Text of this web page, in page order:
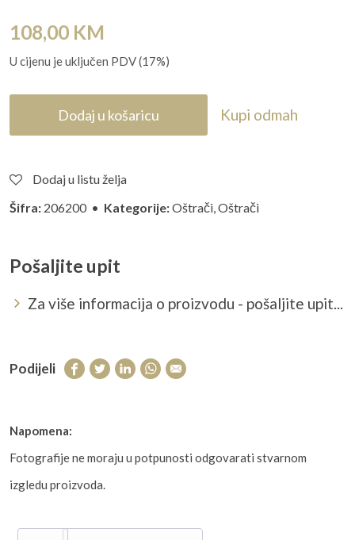
108,00 KM
U cijenu je uključen PDV (17%)
Dodaj u košaricu Kupi odmah
Dodaj u listu želja
Šifra: 206200 • Kategorije:Oštrači Oštrači
Pošaljite upit
Za više informacija o proizvodu - pošaljite upit...
Podijeli
Napomena:
Fotografije ne moraju u potpunosti odgovarati stvarnom
izgledu proizvoda.